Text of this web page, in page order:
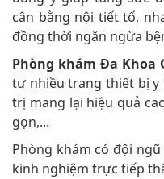
cân bằng nội tiết tố,
đồng thời ngăn ngừa
Phòng khám Đa Khoa
tư nhiều trang thiết bị y
trị mang lại hiệu quả
gọn,...
Phòng khám có đội
kinh nghiệm trực tiếp